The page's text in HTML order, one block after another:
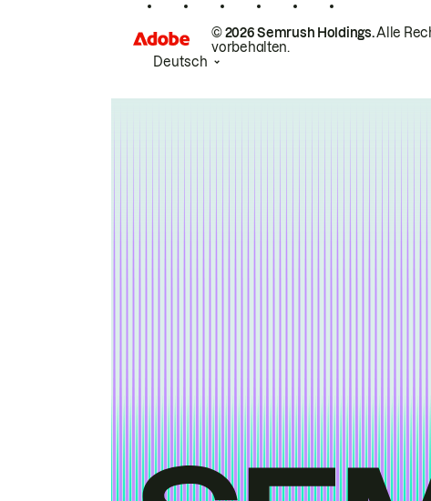
© 2026 Semrush Holdings.Alle
vorbehalten.
Deutsch